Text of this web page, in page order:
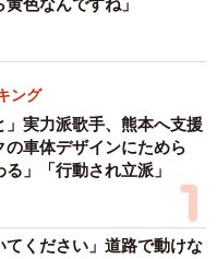
ング
」実力派歌手、熊本へ支援
車体デザインにためら
」「行動され立派」
てください」道路で動けな